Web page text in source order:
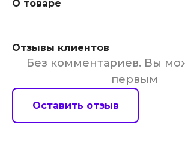
О товаре
Отзывы клиентов
Без комментариев. Вы
первым
Оставить отзыв